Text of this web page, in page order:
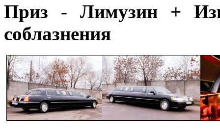
Приз - Лимузин +
соблазнения